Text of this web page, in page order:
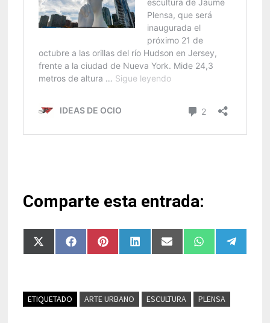
Comparte esta entrada:
Compartir
en
Compartir
en
Compartir
en
Compartir
en
Compartir
en
Compartir
en en
ETIQUETADO ARTE URBANO ESCULTURA PLENSA